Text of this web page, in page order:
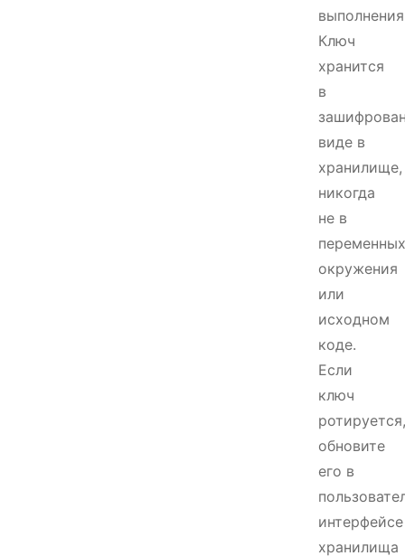
Ключ
хранится
в
виде в
хранилище,
никогда
не в
переменных
окружения
или
исходном
коде.
Если
ключ
ротируется,
обновите
его в
интерфейсе
хранилища